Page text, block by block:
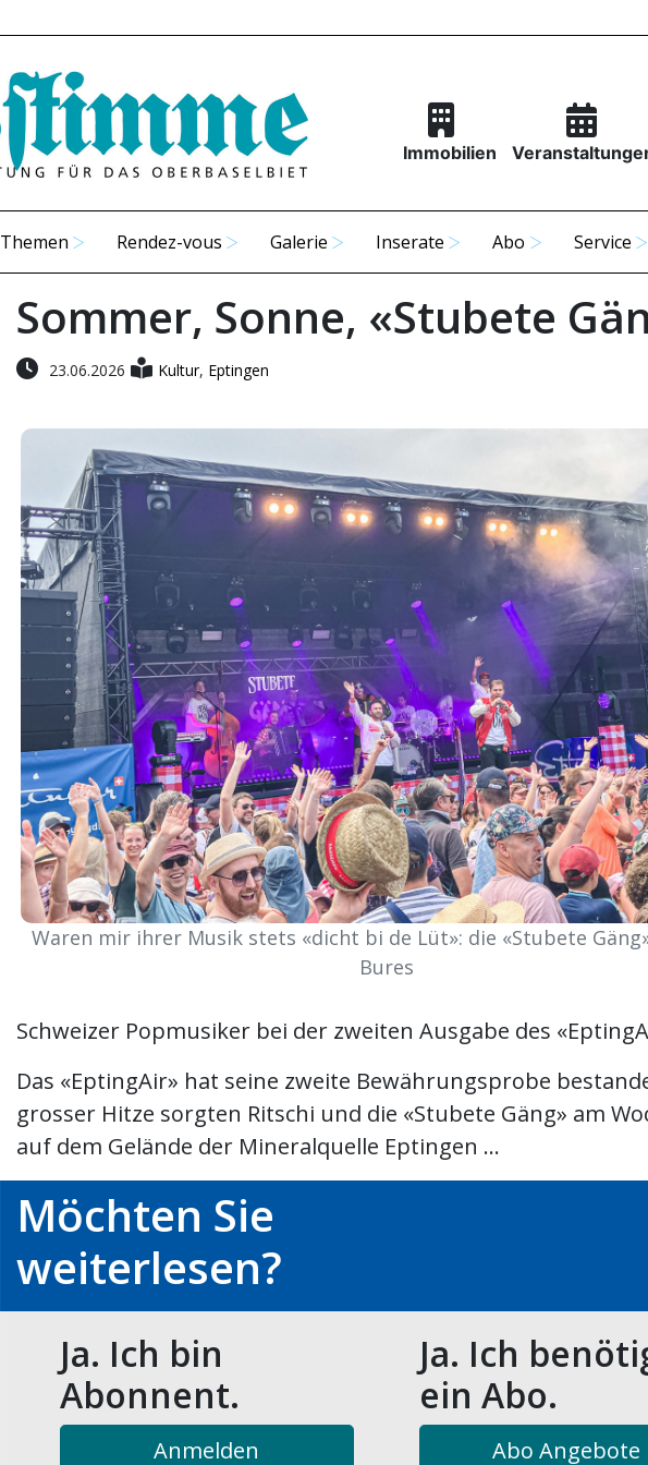
Immobilien
Themen Rendez-vous Galerie Inserate Abo Service
Sommer, Sonne, «Stubete
23.06.2026 Kultur, Eptingen
Waren mir ihrer Musik stets «dicht bi de Lüt»: die «Stubete
Bures
Schweizer Popmusiker bei der zweiten Ausgabe des
Das «EptingAir» hat seine zweite Bewährungsprobe
grosser Hitze sorgten Ritschi und die «Stubete Gäng» am
auf dem Gelände der Mineralquelle Eptingen ...
Möchten Sie
weiterlesen?
Ja. Ich bin
Abonnent.
Anmelden
Ja. Ich
ein Abo.
Abo Angebote